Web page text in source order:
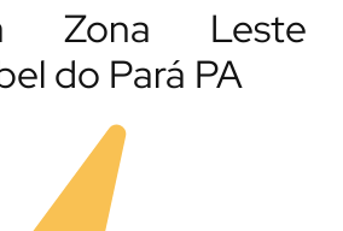
Zona Leste
do Pará PA